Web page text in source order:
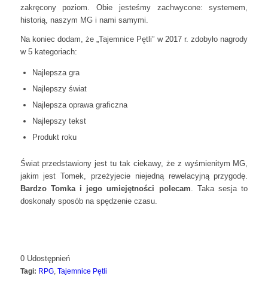
zakręcony poziom. Obie jesteśmy zachwycone: systemem,
historią, naszym MG i nami samymi.
Na koniec dodam, że „Tajemnice Pętli” w 2017 r. zdobyło nagrody
w 5 kategoriach:
Najlepsza gra
Najlepszy świat
Najlepsza oprawa graficzna
Najlepszy tekst
Produkt roku
Świat przedstawiony jest tu tak ciekawy, że z wyśmienitym MG,
jakim jest Tomek, przeżyjecie niejedną rewelacyjną przygodę.
Bardzo Tomka i jego umiejętności polecam . Taka sesja to
doskonały sposób na spędzenie czasu.
0 Udostępnień
Tagi: RPG, Tajemnice Pętli